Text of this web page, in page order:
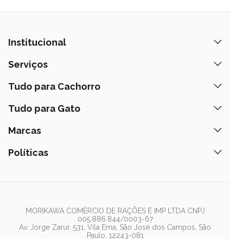
Institucional
Quem Somos
Prazos de Entrega
Fale Conosco
Lista de Desejos
Serviços
Banho e Tosa
Peça pelo Delivery
Assinatura Polipet
Tudo para Cachorro
Ração
Coleiras
Tudo para Gato
Ração
Marcas
Nexgard
Pedigree
Whiskas
Políticas
MORIKAWA COMÉRCIO DE RAÇÕES E IMP LTDA CNPJ
005.886.844/0003-67
Av. Jorge Zarur, 531, Vila Ema, São José dos Campos, São
Paulo, 12243-081